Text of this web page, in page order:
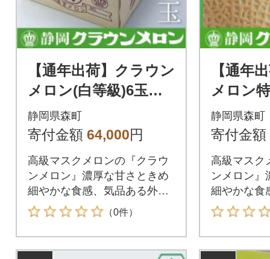
【通年出荷】クラウン
メロン(白等級)6玉
【森町SF】
静岡県森町
寄付金額 64,000円
高級マスクメロンの『クラウ
ンメロン』濃厚な甘さときめ
細やかな食感、気品ある外観
をご堪能ください。
（0件）
【通年
メロン
1玉 ギ
【森町
静岡県森町
寄付金額
高級マスク
ンメロン』
細やかな食
をご堪能く